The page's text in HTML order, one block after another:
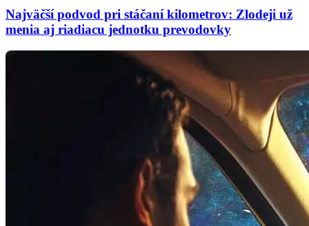
Najväčší podvod pri stáčaní kilometrov: Zlodeji už
menia aj riadiacu jednotku prevodovky